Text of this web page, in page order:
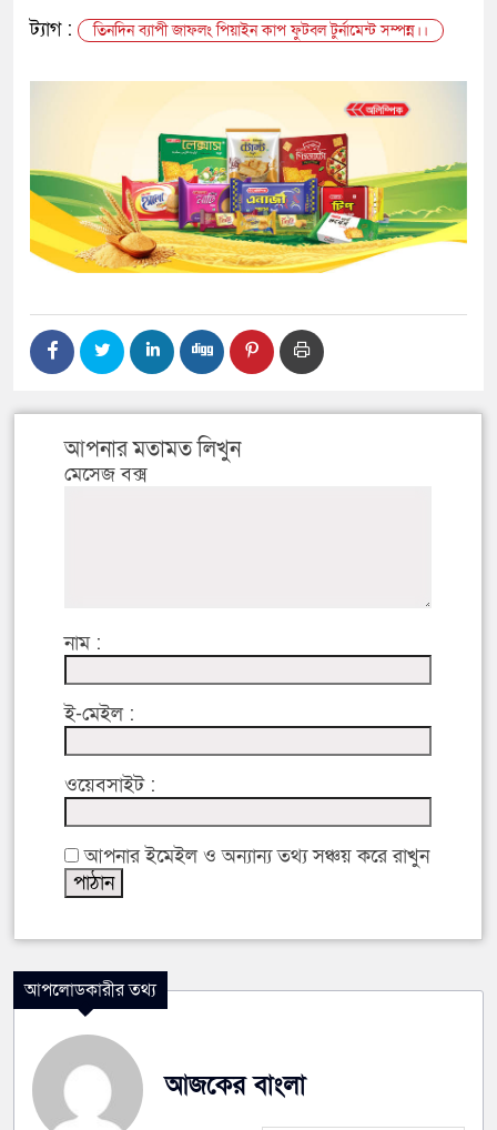
ট্যাগ :
তিনদিন ব্যাপী জাফলং পিয়াইন কাপ ফুটবল টুর্নামেন্ট সম্পন্ন।।
আপনার মতামত লিখুন
মেসেজ বক্স
নাম :
ই-মেইল :
ওয়েবসাইট :
আপনার ইমেইল ও অন্যান্য তথ্য সঞ্চয় করে রাখুন
আপলোডকারীর তথ্য
আজকের বাংলা